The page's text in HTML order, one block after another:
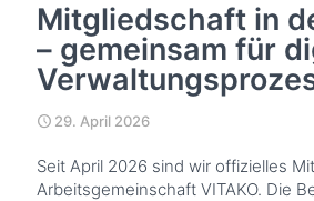
Mitgliedschaft in
– gemeinsam für
29. April 2026
Seit April 2026 sind wir offizielles
Arbeitsgemeinschaft VITAKO. Die